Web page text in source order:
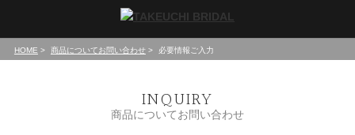
HOME 商品についてお問い合わせ 必要情報ご入力
INQUIRY
商品についてお問い合わせ